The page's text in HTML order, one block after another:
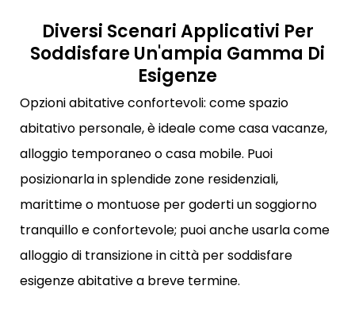
Diversi Scenari Applicativi Per
Soddisfare Un'ampia Gamma Di
Esigenze
Opzioni abitative confortevoli: come spazio
abitativo personale, è ideale come casa vacanze,
alloggio temporaneo o casa mobile. Puoi
posizionarla in splendide zone residenziali,
marittime o montuose per goderti un soggiorno
tranquillo e confortevole; puoi anche usarla come
alloggio di transizione in città per soddisfare
esigenze abitative a breve termine.